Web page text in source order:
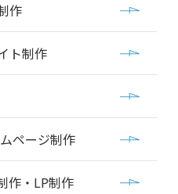
作
ト制作
ページ制作
作・LP制作